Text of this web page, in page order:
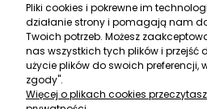
pon.-pt.:
Pliki cookies i pokrewne im
działanie strony i pomagają nam
Twoich potrzeb. Możesz
nas wszystkich tych plików i przejść
użycie plików do swoich preferencji,
zgody".
Więcej o plikach cookies